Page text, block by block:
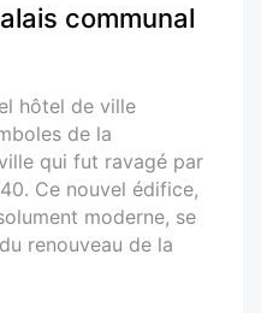
communal
hôtel de ville
de la
qui fut ravagé par
Ce nouvel édifice,
moderne, se
renouveau de la